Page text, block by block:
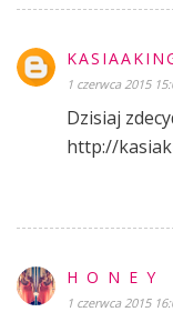
1 czerwca 2015
Dzisiaj
http://
H O N E Y
1 czerwca 2015